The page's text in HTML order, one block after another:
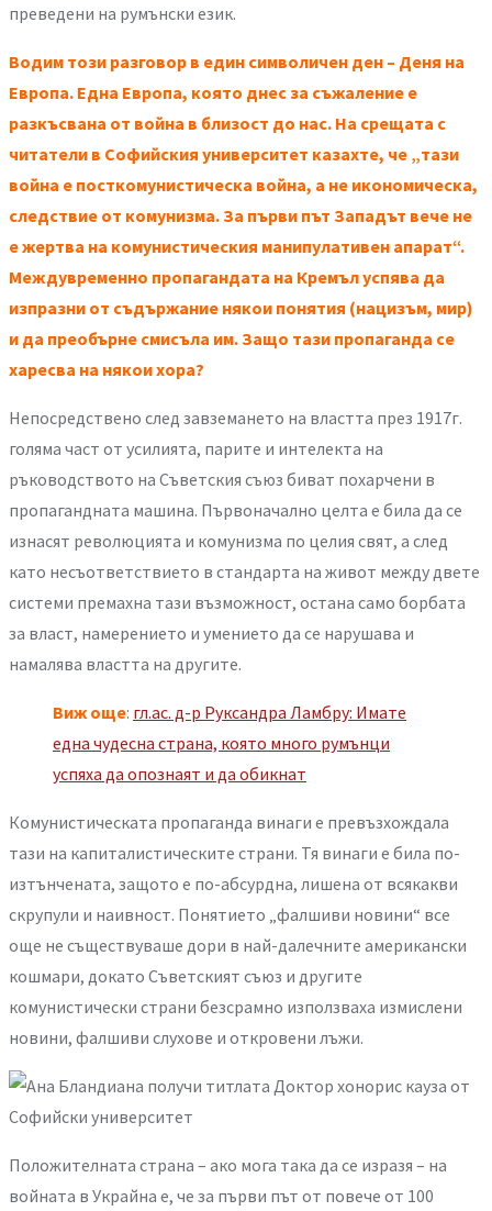
преведени на румънски език.
Водим този разговор в един символичен ден – Деня на
Европа. Една Европа, която днес за съжаление е
разкъсвана от война в близост до нас. На срещата с
читатели в Софийския университет казахте, че „тази
война е посткомунистическа война, а не икономическа,
следствие от комунизма. За първи път Западът вече не
е жертва на комунистическия манипулативен апарат“.
Междувременно пропагандата на Кремъл успява да
изпразни от съдържание някои понятия (нацизъм, мир)
и да преобърне смисъла им. Защо тази пропаганда се
харесва на някои хора?
Непосредствено след завземането на властта през 1917г.
голяма част от усилията, парите и интелекта на
ръководството на Съветския съюз биват похарчени в
пропагандната машина. Първоначално целта е била да се
изнасят революцията и комунизма по целия свят, а след
като несъответствието в стандарта на живот между двете
системи премахна тази възможност, остана само борбата
за власт, намерението и умението да се нарушава и
намалява властта на другите.
Виж още: гл.ас. д-р Руксандра Ламбру: Имате
една чудесна страна, която много румънци
успяха да опознаят и да обикнат
Комунистическата пропаганда винаги е превъзхождала
тази на капиталистическите страни. Тя винаги е била по-
изтънчената, защото е по-абсурдна, лишена от всякакви
скрупули и наивност. Понятието „фалшиви новини“ все
още не съществуваше дори в най-далечните американски
кошмари, докато Съветският съюз и другите
комунистически страни безсрамно използваха измислени
новини, фалшиви слухове и откровени лъжи.
Положителната страна – ако мога така да се изразя – на
войната в Украйна е, че за първи път от повече от 100